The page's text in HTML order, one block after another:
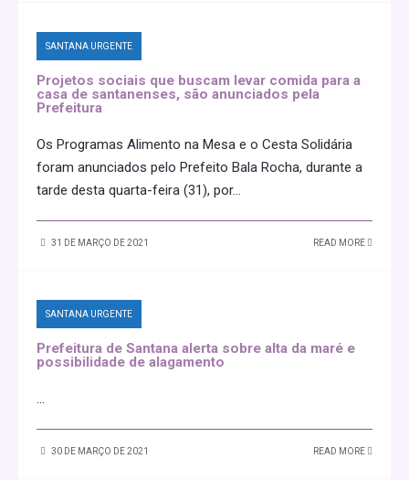
SANTANA URGENTE
Projetos sociais que buscam levar comida para a
casa de santanenses, são anunciados pela
Prefeitura
Os Programas Alimento na Mesa e o Cesta Solidária
foram anunciados pelo Prefeito Bala Rocha, durante a
tarde desta quarta-feira (31), por...
31 DE MARÇO DE 2021 READ MORE
SANTANA URGENTE
Prefeitura de Santana alerta sobre alta da maré e
possibilidade de alagamento
...
30 DE MARÇO DE 2021 READ MORE